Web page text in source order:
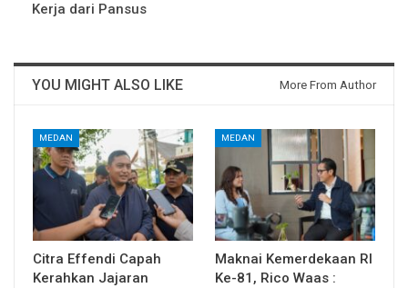
Kerja dari Pansus
YOU MIGHT ALSO LIKE More From Author
MEDAN
Citra Effendi Capah
Kerahkan Jajaran
MEDAN
Maknai Kemerdekaan RI
Ke-81, Rico Waas :